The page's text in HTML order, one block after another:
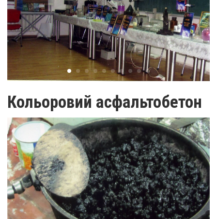
Кольоровий асфальтобетон